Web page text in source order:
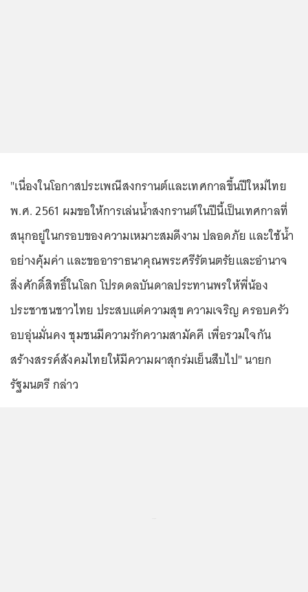
"เนื่องในโอกาสประเพณีสงกรานต์และเทศกาลขึ้นปีใหม่ไทย
พ.ศ. 2561 ผมขอให้การเล่นน้ำสงกรานต์ในปีนี้เป็นเทศกาลที่
สนุกอยู่ในกรอบของความเหมาะสมดีงาม ปลอดภัย และใช้น้ำ
อย่างคุ้มค่า และขออาราธนาคุณพระศรีรัตนตรัยและอำนาจ
สิ่งศักดิ์สิทธิ์ในโลก โปรดดลบันดาลประทานพรให้พี่น้อง
ประชาชนชาวไทย ประสบแต่ความสุข ความเจริญ ครอบครัว
อบอุ่นมั่นคง ชุมชนมีความรักความสามัคคี เพื่อรวมใจกัน
สร้างสรรค์สังคมไทยให้มีความผาสุกร่มเย็นสืบไป" นายก
รัฐมนตรี กล่าว